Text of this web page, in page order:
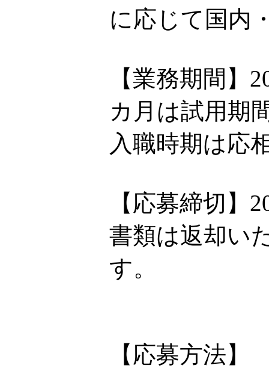
に応じて国内
【業務期間】
カ月は試用期
入職時期は応
【応募締切】
書類は返却い
す。
【応募方法】